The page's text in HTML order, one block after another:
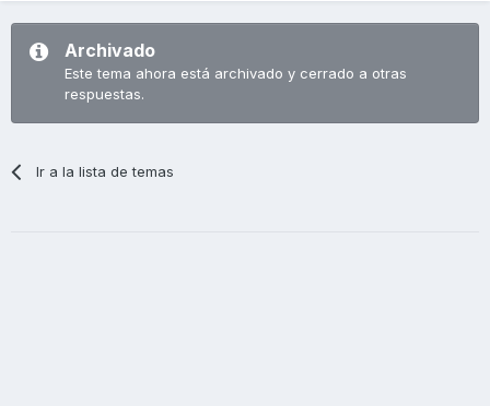
Archivado
Este tema ahora está archivado y cerrado a otras
respuestas.
Ir a la lista de temas